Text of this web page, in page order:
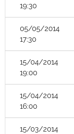
19:30
05/05/2014
17:30
15/04/2014
19:00
15/04/2014
16:00
15/03/2014